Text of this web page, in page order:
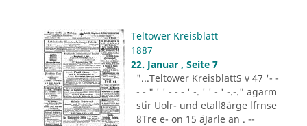
Teltower Kreisblatt
1887
22. Januar , Seite 7
"...Teltower KreisblattS v 47 '- -
- - " ' ' - - - ' -. ' ' - ' -.-." agarm
stir Uolr- und etall8ärge lfrnse
8Tre e- on 15 äJarle an . --